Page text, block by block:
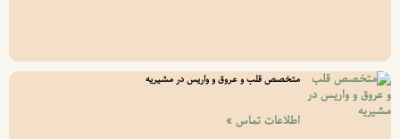
متخصص قلب و عروق و واریس در مشیریه
اطلاعات تماس »